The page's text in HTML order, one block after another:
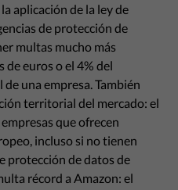
aplicación de la ley de
de protección de
multas mucho más
de euros o el 4% del
una empresa. También
territorial del mercado: el
que ofrecen
incluso si no tienen
protección de datos de
récord a Amazon: el